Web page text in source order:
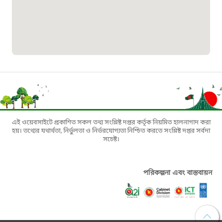
০১৯০৮৮৮৮৮৮৮
মাদকদ্রব্য নিয়ন্ত্রণ হটলাইন
১৬১১৩
জরুরী অভ্যন্তরীণ নৌ-পরিবহন হটলাইন
এই ওয়েবসাইটে প্রকাশিত সকল তথ্য সংশ্লিষ্ট দপ্তর কর্তৃক নিয়মিত হালনাগাদ করা
হয়। তথ্যের যথার্থতা, নির্ভুলতা ও নির্ভরযোগ্যতা নিশ্চিত করতে সংশ্লিষ্ট দপ্তর সর্বদা
সচেষ্ট।
পরিকল্পনা এবং বাস্তবায়ন